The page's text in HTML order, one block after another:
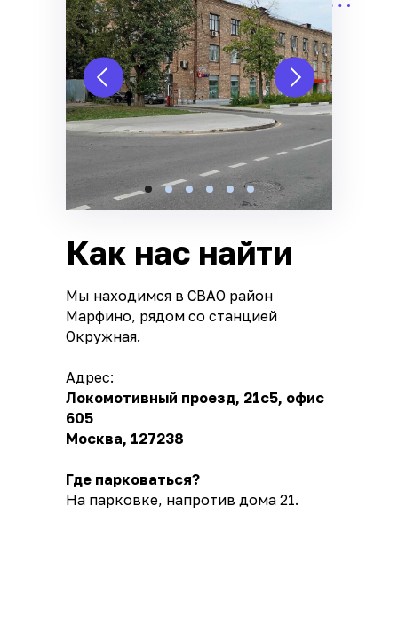
Мы находимся в СВАО район
Марфино, рядом со станцией
Окружная.
Адрес:
Локомотивный проезд, 21с5, офис
605
Москва, 127238
Где парковаться?
На парковке, напротив дома 21.
Как нас найти